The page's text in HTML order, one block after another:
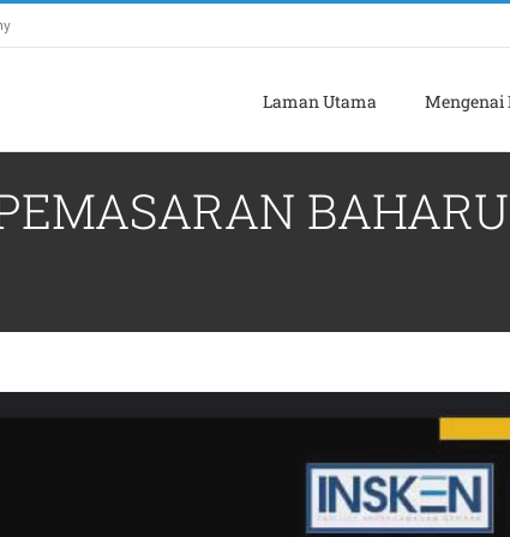
Laman Utama Mengenai